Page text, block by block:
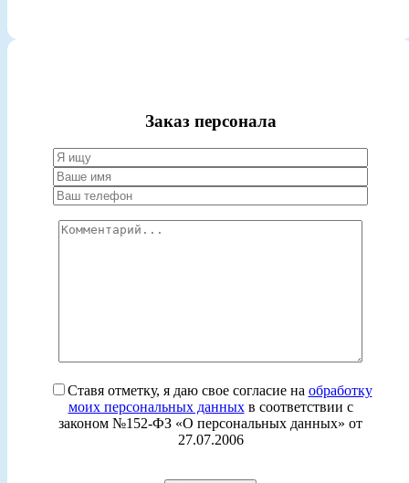
Заказ персонала
Ставя отметку, я даю свое согласие на обработку
моих персональных данныхв соответствии с
законом №152-ФЗ «О персональных данных» от
27.07.2006